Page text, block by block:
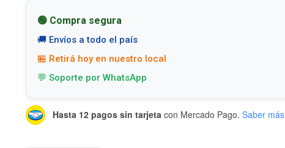
🟢 Compra segura
🚚 Envíos a todo el país
🏪 Retirá hoy en nuestro local
💬 Soporte por WhatsApp
Hasta 12 pagos sin tarjeta con Mercado Pago. Saber más